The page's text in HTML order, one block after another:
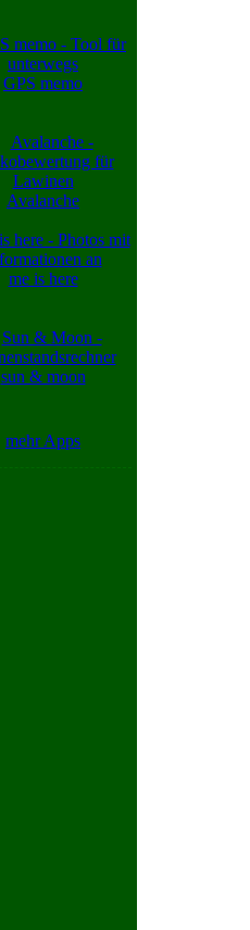
GPS memo
Avalanche
me is here
sun & moon
mehr Apps